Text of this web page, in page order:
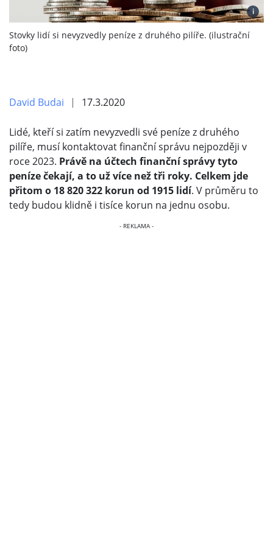
i
Stovky lidí si nevyzvedly peníze z druhého pilíře. (ilustrační
foto)
David Budai 17.3.2020
Lidé, kteří si zatím nevyzvedli své peníze z druhého
pilíře, musí kontaktovat finanční správu nejpozději v
roce 2023. Právě na účtech finanční správy tyto
peníze čekají, a to už více než tři roky. Celkem jde
přitom o 18 820 322 korun od 1915 lidí. V průměru to
tedy budou klidně i tisíce korun na jednu osobu.